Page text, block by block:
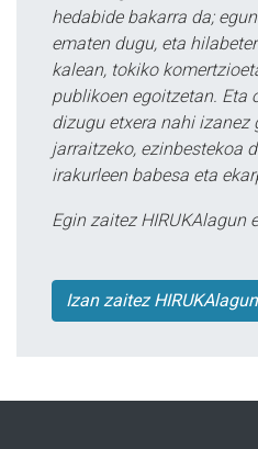
hedabide bakarra da;
ematen dugu, eta
kalean, tokiko
publikoen egoitzetan. Eta
dizugu etxera nahi izanez
jarraitzeko, ezinbestekoa
irakurleen babesa eta
Egin zaitez HIRUKAlagun
Izan zaitez HIRUKAlagun